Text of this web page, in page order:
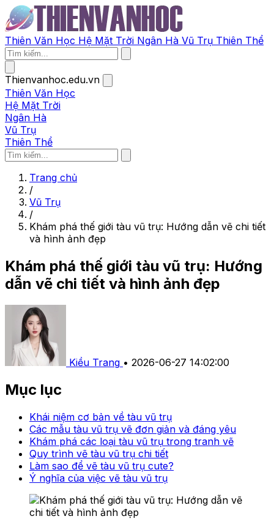
Thiên Văn Học Hệ Mặt Trời Ngân Hà Vũ Trụ Thiên Thể
Thienvanhoc.edu.vn
Thiên Văn Học
Hệ Mặt Trời
Ngân Hà
Vũ Trụ
Thiên Thể
Trang chủ
/
Vũ Trụ
/
Khám phá thế giới tàu vũ trụ: Hướng dẫn vẽ chi tiết
và hình ảnh đẹp
Khám phá thế giới tàu vũ trụ: Hướng
dẫn vẽ chi tiết và hình ảnh đẹp
Kiều Trang • 2026-06-27 14:02:00
Mục lục
Khái niệm cơ bản về tàu vũ trụ
Các mẫu tàu vũ trụ vẽ đơn giản và đáng yêu
Khám phá các loại tàu vũ trụ trong tranh vẽ
Quy trình vẽ tàu vũ trụ chi tiết
Làm sao để vẽ tàu vũ trụ cute?
Ý nghĩa của việc vẽ tàu vũ trụ